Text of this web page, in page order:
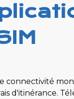
connectivité
d'itinérance.